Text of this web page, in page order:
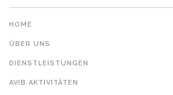
HOME
ÜBER UNS
DIENSTLEISTUNGEN
AVIB AKTIVITÄTEN